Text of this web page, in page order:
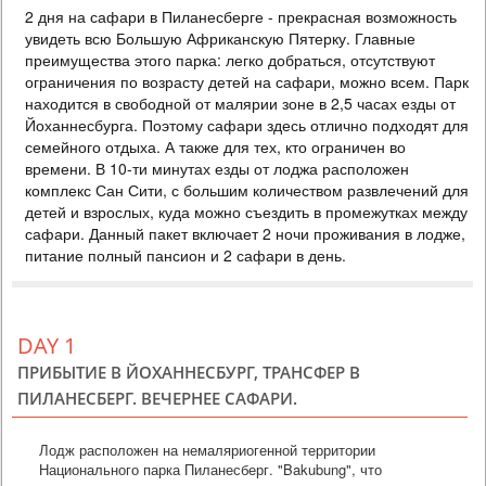
ПАНСИОН
PERSON SHARING 534 USD
ЮАР
3 DAYS
Safari
2 дня на сафари в Пиланесберге - прекрасная возможность увидеть
всю Большую Африканскую Пятерку. Главные преимущества этого
парка: легко добраться, отсутствуют ограничения по возрасту
детей на сафари, можно всем. Парк находится в свободной от
малярии зоне в 2,5 часах езды от Йоханнесбурга. Поэтому сафари
здесь отлично подходят для семейного отдыха. А также для тех,
кто ограничен во времени. В 1...
2 дня на сафари в Пиланесберге - прекрасная возможность
увидеть всю Большую Африканскую Пятерку. Главные
преимущества этого парка: легко добраться, отсутствуют
ограничения по возрасту детей на сафари, можно всем. Парк
находится в свободной от малярии зоне в 2,5 часах езды от
Йоханнесбурга. Поэтому сафари здесь отлично подходят для
семейного отдыха. А также для тех, кто ограничен во
времени. В 10-ти минутах езды от лоджа расположен
комплекс Сан Сити, с большим количеством развлечений для
детей и взрослых, куда можно съездить в промежутках между
сафари. Данный пакет включает 2 ночи проживания в лодже,
питание полный пансион и 2 сафари в день.
DAY 1
ПРИБЫТИЕ В ЙОХАННЕСБУРГ, ТРАНСФЕР В
ПИЛАНЕСБЕРГ. ВЕЧЕРНЕЕ САФАРИ.
Лодж расположен на немаляриогенной территории
Национального парка Пиланесберг. "Bakubung", что